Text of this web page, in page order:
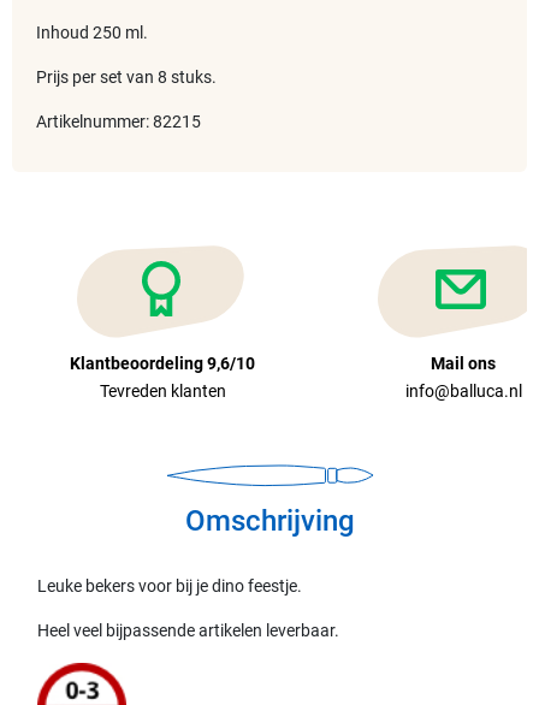
Inhoud 250 ml.
Prijs per set van 8 stuks.
Artikelnummer: 82215
Klantbeoordeling 9,6/10
Tevreden klanten
Mail ons
info@balluca.nl
Omschrijving
Leuke bekers voor bij je dino feestje.
Heel veel bijpassende artikelen leverbaar.